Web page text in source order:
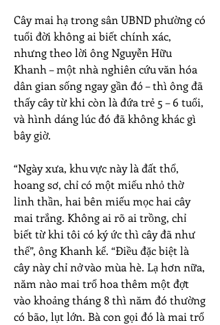
Cây mai hạ trong sân UBND phường có
tuổi đời không ai biết chính xác,
nhưng theo lời ông Nguyễn Hữu
Khanh – một nhà nghiên cứu văn hóa
dân gian sống ngay gần đó – thì ông đã
thấy cây từ khi còn là đứa trẻ 5 – 6 tuổi,
và hình dáng lúc đó đã không khác gì
bây giờ.
“Ngày xưa, khu vực này là đất thổ,
hoang sơ, chỉ có một miếu nhỏ thờ
linh thần, hai bên miếu mọc hai cây
mai trắng. Không ai rõ ai trồng, chỉ
biết từ khi tôi có ký ức thì cây đã như
thế”, ông Khanh kể. “Điều đặc biệt là
cây này chỉ nở vào mùa hè. Lạ hơn nữa,
năm nào mai trổ hoa thêm một đợt
vào khoảng tháng 8 thì năm đó thường
có bão, lụt lớn. Bà con gọi đó là mai trổ